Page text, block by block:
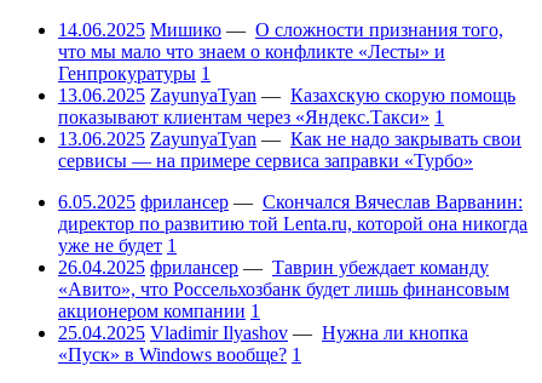
14.06.2025 Мишико — О сложности признания того,
что мы мало что знаем о конфликте «Лесты» и
Генпрокуратуры 1
13.06.2025 ZayunyaTyan — Казахскую скорую помощь
показывают клиентам через «Яндекс.Такси» 1
13.06.2025 ZayunyaTyan — Как не надо закрывать свои
сервисы — на примере сервиса заправки «Турбо»
6.05.2025 фрилансер — Скончался Вячеслав Варванин:
директор по развитию той Lenta.ru, которой она никогда
уже не будет 1
26.04.2025 фрилансер — Таврин убеждает команду
«Авито», что Россельхозбанк будет лишь финансовым
акционером компании 1
25.04.2025 Vladimir Ilyashov — Нужна ли кнопка
«Пуск» в Windows вообще? 1